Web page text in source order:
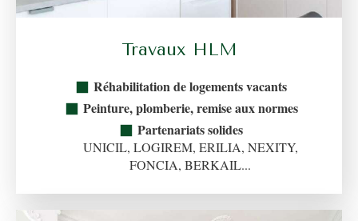
Travaux HLM
Réhabilitation de logements vacants
Peinture, plomberie, remise aux normes
Partenariats solides
UNICIL, LOGIREM, ERILIA, NEXITY,
FONCIA, BERKAIL...